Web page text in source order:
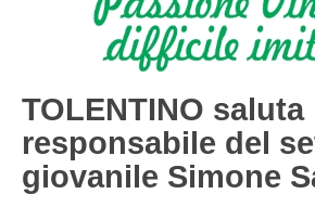
TOLENTINO saluta
responsabile del
giovanile Simone